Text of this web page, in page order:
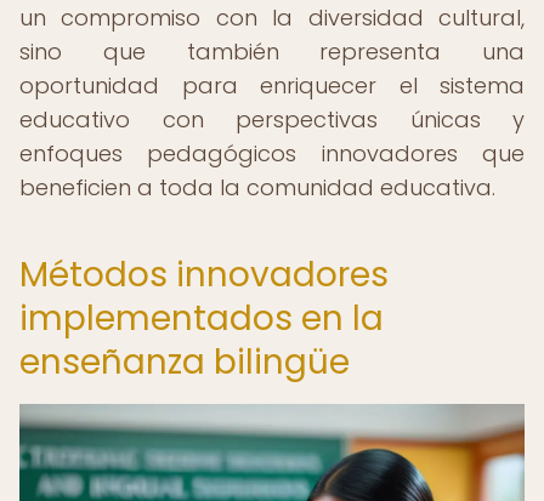
un compromiso con la diversidad cultural,
sino que también representa una
oportunidad para enriquecer el sistema
educativo con perspectivas únicas y
enfoques pedagógicos innovadores que
beneficien a toda la comunidad educativa.
Métodos innovadores
implementados en la
enseñanza bilingüe